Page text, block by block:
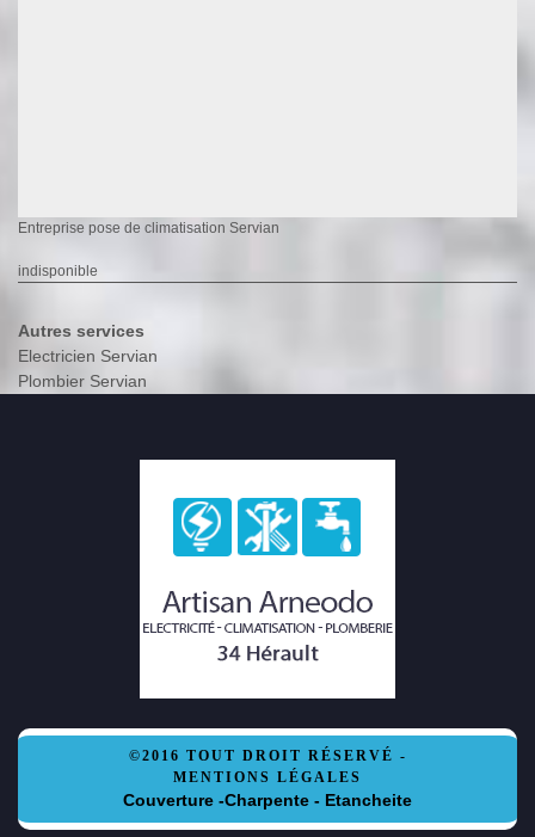
Entreprise pose de climatisation Servian
indisponible
Autres services
Electricien Servian
Plombier Servian
©2016 TOUT DROIT RÉSERVÉ -
MENTIONS LÉGALES
Couverture -Charpente - Etancheite